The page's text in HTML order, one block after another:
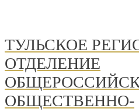
ТУЛЬСКОЕ
ОТДЕЛЕНИЕ
ОБЩЕСТВЕННО-